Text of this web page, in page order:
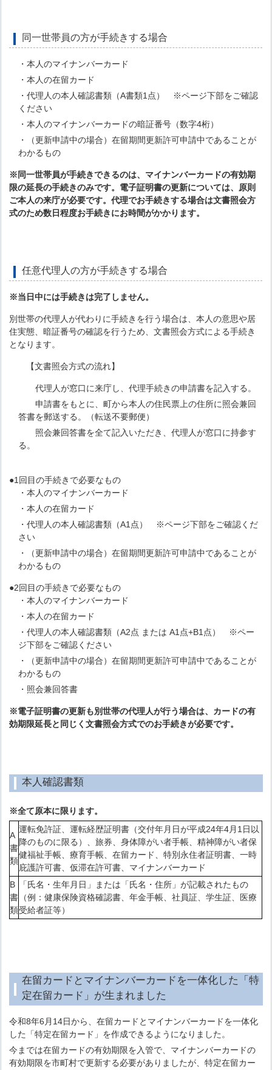
同一世帯員の方が手続きする場合
・本人のマイナンバーカード
・本人の在留カード
・代理人の本人確認書類（A書類1点） ※ページ下部をご確認
ください
・本人のマイナンバーカードの暗証番号（数字4桁）
・（更新申請中の場合）在留期間更新許可申請中であることが
わかるもの
※同一世帯員が手続きできるのは、マイナンバーカードの有効期
限の延長の手続きのみです。電子証明書の更新については、原則
ご本人の来庁が必要です。代理でお手続きする場合は文書照会方
式のため数日程度お手続きにお時間がかかります。
任意代理人の方が手続きする場合
※当日中には手続きは完了しません。
別世帯の代理人が代わりに手続きを行う場合は、本人の意思や居
住実態、暗証番号の確認を行うため、文書照会方式による手続き
となります。
【文書照会方式の流れ】
代理人が窓口に来庁し、代理手続きの申請書を記入する。
申請書をもとに、町から本人の住民票上の住所に照会兼回
答書を郵送する。（転送不要郵便）
照会兼回答書を全て記入いただき、代理人が窓口に持参す
る。
●1回目の手続きで必要なもの
・本人のマイナンバーカード
・本人の在留カード
・代理人の本人確認書類（A1点） ※ページ下部をご確認くだ
さい
・（更新申請中の場合）在留期間更新許可申請中であることが
わかるもの
●2回目の手続きで必要なもの
・本人のマイナンバーカード
・本人の在留カード
・代理人の本人確認書類（A2点 または A1点+B1点） ※ペー
ジ下部をご確認ください
・（更新申請中の場合）在留期間更新許可申請中であることが
わかるもの
・照会兼回答書
※電子証明書の更新も別世帯の代理人が行う場合は、カードの有
効期限延長と同じく文書照会方式でのお手続きが必要です。
本人確認書類
※全て原本に限ります。
A
書
類
運転免許証、運転経歴証明書（交付年月日が平成24年4月1日以
降のものに限る）、旅券、身体障がい者手帳、精神障がい者保
健福祉手帳、療育手帳、在留カード、特別永住者証明書、一時
庇護許可書、仮滞在許可書、マイナンバーカード
B
書
類
「氏名・生年月日」または「氏名・住所」が記載されたもの
（例：健康保険資格確認書、年金手帳、社員証、学生証、医療
受給者証等）
在留カードとマイナンバーカードを一体化した「特
定在留カード」が生まれました
令和8年6月14日から、在留カードとマイナンバーカードを一体化
した「特定在留カード」を作成できるようになりました。
今までは在留カードの有効期限を入管で、マイナンバーカードの
有効期限を市町村で更新する必要がありましたが、特定在留カー